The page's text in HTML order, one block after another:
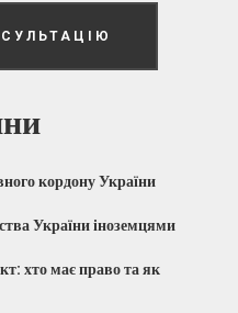
кордону України
України іноземцями
хто має право та як